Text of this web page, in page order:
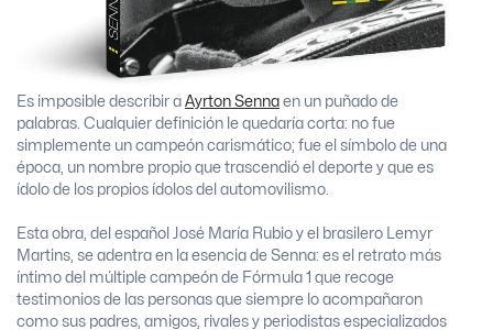
Es imposible describir a Ayrton Senna en un puñado de
palabras. Cualquier definición le quedaría corta: no fue
simplemente un campeón carismático; fue el símbolo de una
época, un nombre propio que trascendió el deporte y que es
ídolo de los propios ídolos del automovilismo.
Esta obra, del español José María Rubio y el brasilero Lemyr
Martins, se adentra en la esencia de Senna: es el retrato más
íntimo del múltiple campeón de Fórmula 1 que recoge
testimonios de las personas que siempre lo acompañaron
como sus padres, amigos, rivales y periodistas especializados